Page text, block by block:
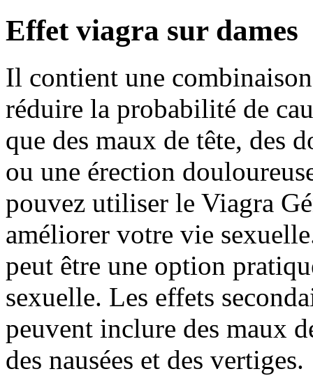
Effet viagra sur dames
Il contient une
réduire la probabilité de
que des maux de tête, des
ou une érection
pouvez utiliser le Viagra
améliorer votre vie
peut être une option
sexuelle. Les effets
peuvent inclure des maux
des nausées et des vertiges.